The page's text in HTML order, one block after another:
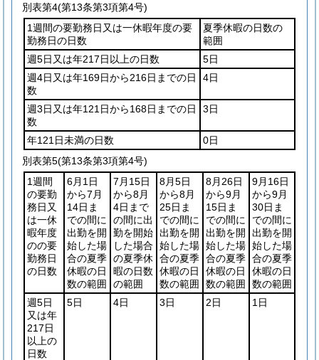
別表第4(第13条第3項第4号)
1週間の要勤務日又は一休暇年度の要
勤務日の日数
夏季休暇の日数の
範囲
週5日又は年217日以上の日数
5日
週4日又は年169日から216日までの日
数
4日
週3日又は年121日から168日までの日
数
3日
年121日未満の日数
0日
別表第5(第13条第3項第4号)
1週間
の要勤
務日又
は一休
暇年度
のの要
勤務日
の日数
6月1日
から7月
14日ま
での間に
出勤を開
始した場
合の夏季
休暇の日
数の範囲
7月15日
から8月
4日まで
の間に出
勤を開始
した場合
の夏季休
暇の日数
の範囲
8月5日
から8月
25日ま
での間に
出勤を開
始した場
合の夏季
休暇の日
数の範囲
8月26日
から9月
15日ま
での間に
出勤を開
始した場
合の夏季
休暇の日
数の範囲
9月16日
から9月
30日ま
での間に
出勤を開
始した場
合の夏季
休暇の日
数の範囲
週5日
又は年
217日
以上の
日数
5日 4日 3日 2日 1日